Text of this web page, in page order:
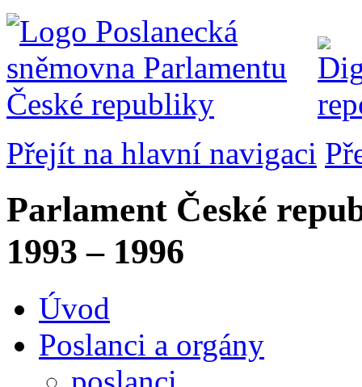
Přejít na hlavní navigaci
Parlament České
1993 – 1996
Úvod
Poslanci a orgány